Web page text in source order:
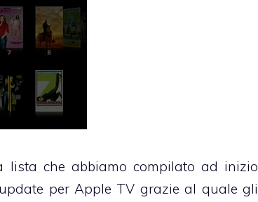
lista che abbiamo compilato ad inizio
per Apple TV grazie al quale gli